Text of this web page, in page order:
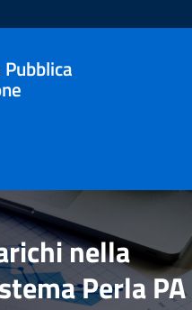
nella
Perla PA